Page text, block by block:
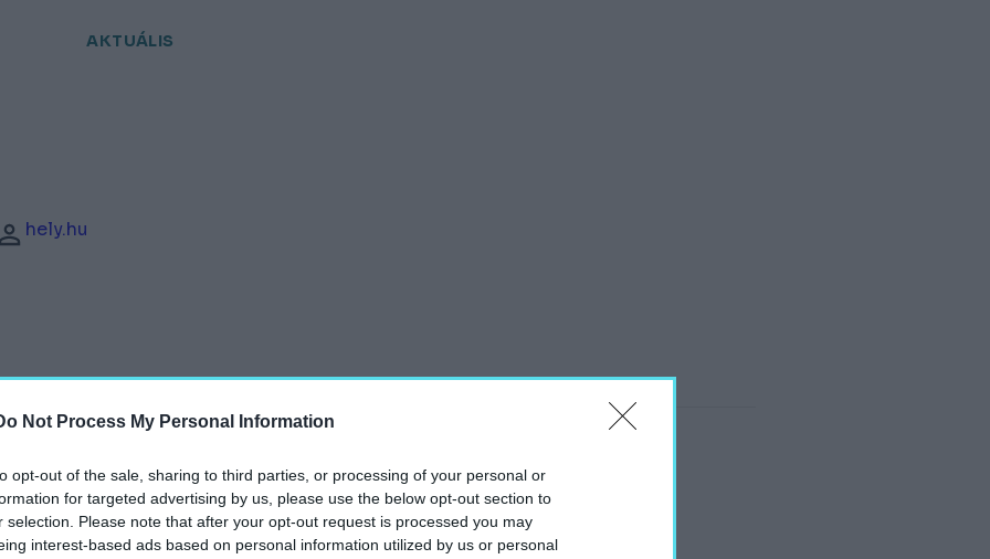
Not Process My Personal Information
opt-out of the sale, sharing to third parties, or processing of your personal or
for targeted advertising by us, please use the below opt-out section to
selection. Please note that after your opt-out request is processed you may
interest-based ads based on personal information utilized by us or personal
AKTUÁLIS
hely.hu
György